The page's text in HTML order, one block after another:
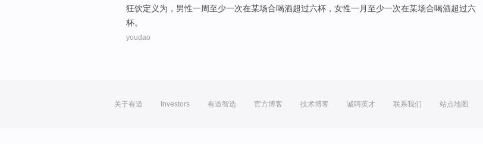
狂饮定义为 ， 男性一周至少一次在某场合喝酒超过六杯 ， 女性一月至少一次在某场合喝酒超过六
杯。
youdao
关于有道 Investors 有道智选 官方博客 技术博客 诚聘英才 联系我们 站点地图